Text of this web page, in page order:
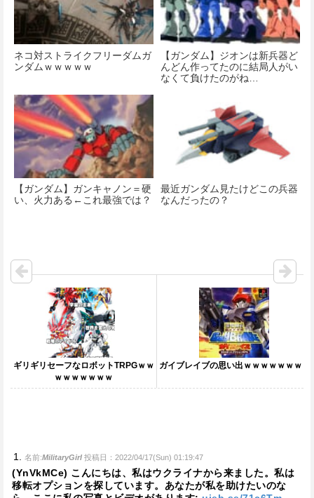
ネコ対ストライクフリーダムガ
ンダムｗｗｗｗｗ
【ガンダム】ジオンは新兵器ど
んどん作ってたのに結局人がい
なくて負けたのがね…
【ガンダム】ガンキャノン＝硬
い、火力ある←これ最強では？
最近ガンダム見たけどこの兵器
なんだったの？
ギリギリセーフなロボットTRPGｗｗ
ｗｗｗｗｗｗｗ
ガイブレイブの思い出ｗｗｗｗｗｗｗ
名前:MilitaryGirl 投稿日：2022/04/17(Sun) 01:19:47
(YnVkMCe) こんにちは、私はウクライナから来ました。私は
移転オプションを探しています。あなたが私を助けたいのな